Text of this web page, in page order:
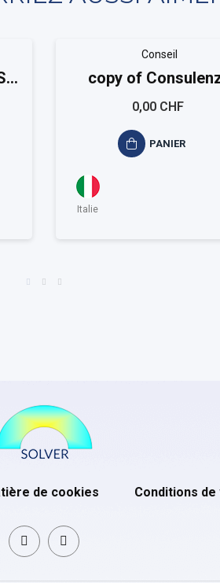
Conseil
copy of
sistema qualità ISO
0,00 CHF
PANIER
Italie
de cookies Conditions de